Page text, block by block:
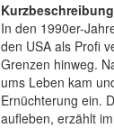
In den 1990er-
den USA als Profi
Grenzen hinweg.
ums Leben kam
Ernüchterung ein.
aufleben, erzählt